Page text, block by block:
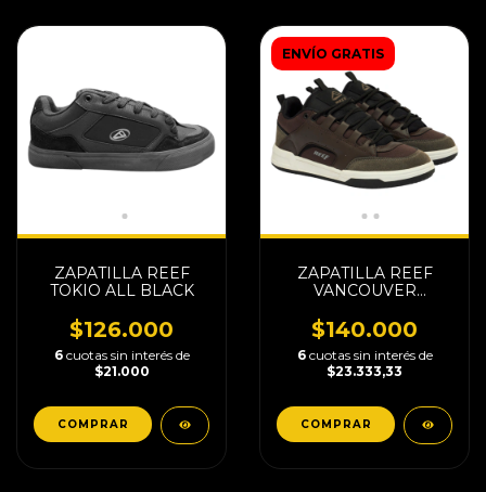
ZAPATILLA REEF
TOKIO ALL BLACK
$126.000
6 cuotas sin interés de
$21.000
COMPRAR
ENVÍO GRATIS
ZAPATILLA REEF
VANCOUVER
$140.000
6 cuotas sin interés de
$23.333,33
COMPRAR